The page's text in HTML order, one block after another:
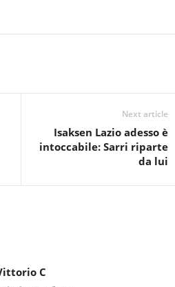
Next article
Isaksen Lazio adesso è
intoccabile: Sarri riparte
da lui
C